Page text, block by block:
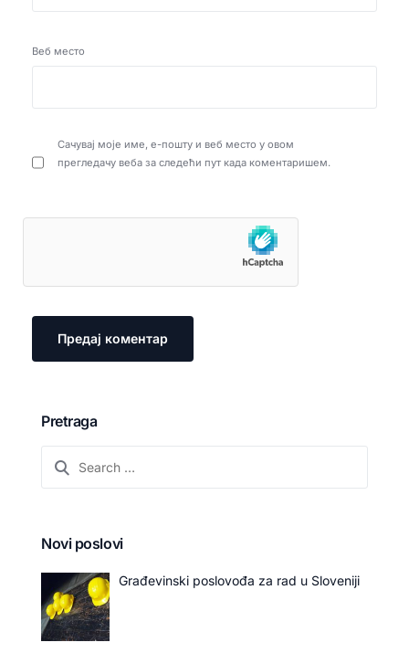
Веб место
Сачувај моје име, е-пошту и веб место у овом
прегледачу веба за следећи пут када коментаришем.
Pretraga
Novi poslovi
Građevinski poslovođa za rad u Sloveniji